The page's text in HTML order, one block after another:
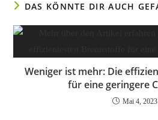
DAS KÖNNTE DIR AUCH
Weniger ist mehr: Die
für eine geringere
Mai 4, 2023